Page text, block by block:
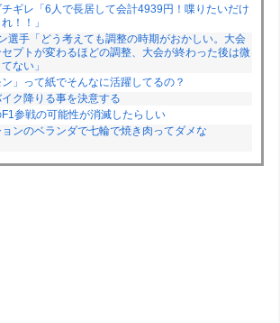
チギレ「6人で長居して会計4939円！喋りたいだけ
！！」
選手「どう考えても調整の時期がおかしい。大会
プトが変わるほどの調整、大会が終わった後は微
ない」
ン」って紙でそんなに活躍してるの？
ク降りる事を決意する
参戦の可能性が消滅したらしい
ンのベランダで七輪で焼き肉ってダメな